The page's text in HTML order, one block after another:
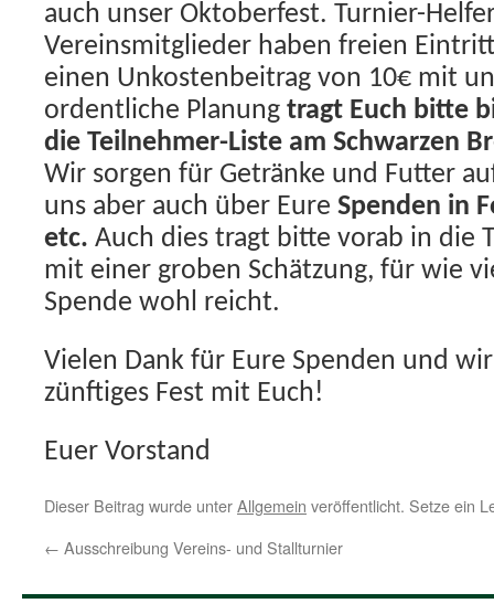
auch unser Oktoberfest. Turnier-
Vereinsmitglieder haben freien
einen Unkostenbeitrag von 10€ mit
ordentliche Planung tragt Euch bitte
die Teilnehmer-Liste am Schwarzen
Wir sorgen für Getränke und Futter
uns aber auch über Eure Spenden in
etc. Auch dies tragt bitte vorab in die
mit einer groben Schätzung, für wie
Spende wohl reicht.
Vielen Dank für Eure Spenden und
zünftiges Fest mit Euch!
Euer Vorstand
Dieser Beitrag wurde unterAllgemein veröffentlicht. Setze ein
← Ausschreibung Vereins- und Stallturnier